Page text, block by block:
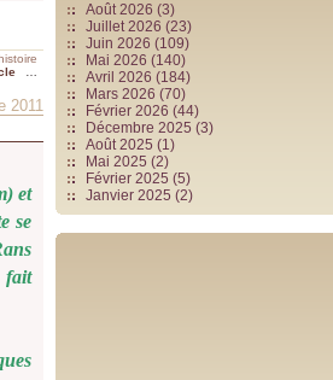
2011
et
se
fait
Août 2026 (3)
Juillet 2026 (23)
Juin 2026 (109)
Mai 2026 (140)
Avril 2026 (184)
Mars 2026 (70)
Février 2026 (44)
Décembre 2025 (3)
Août 2025 (1)
Mai 2025 (2)
Février 2025 (5)
Janvier 2025 (2)